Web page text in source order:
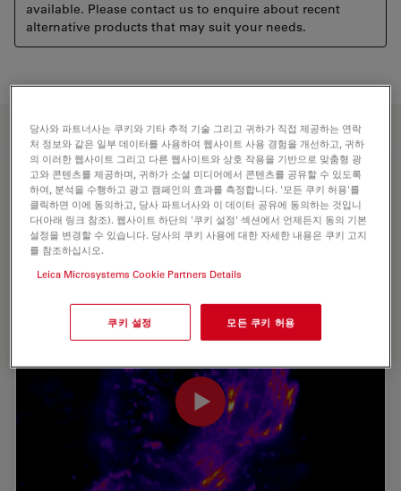
available. Please contact us to enquire about recent
alternative products that may suit your needs.
당사와 파트너사는 쿠키와 기타 추적 기술 그리고 귀하가 직접 제공하는 연락
처 정보와 같은 일부 데이터를 사용하여 웹사이트 사용 경험을 개선하고, 귀하
의 이러한 웹사이트 그리고 다른 웹사이트와 상호 작용을 기반으로 맞춤형 광
고와 콘텐츠를 제공하며, 귀하가 소셜 미디어에서 콘텐츠를 공유할 수 있도록
하여, 분석을 수행하고 광고 캠페인의 효과를 측정합니다. '모든 쿠키 허용'를
클릭하면 이에 동의하고, 당사 파트너사와 이 데이터 공유에 동의하는 것입니
다(아래 링크 참조). 웹사이트 하단의 '쿠키 설정' 섹션에서 언제든지 동의 기본
설정을 변경할 수 있습니다. 당사의 쿠키 사용에 대한 자세한 내용은 쿠키 고지
를 참조하십시오.
Leica Microsystems Cookie Partners Details
쿠키 설정 모든 쿠키 허용